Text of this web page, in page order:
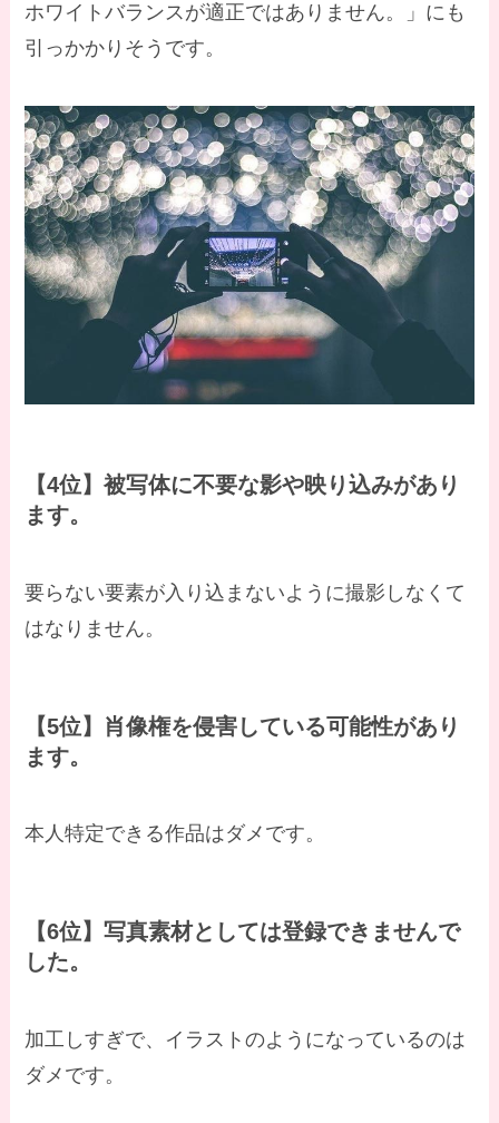
ホワイトバランスが適正ではありません。」にも
引っかかりそうです。
【4位】被写体に不要な影や映り込みがあり
ます。
要らない要素が入り込まないように撮影しなくて
はなりません。
【5位】肖像権を侵害している可能性があり
ます。
本人特定できる作品はダメです。
【6位】写真素材としては登録できませんで
した。
加工しすぎで、イラストのようになっているのは
ダメです。